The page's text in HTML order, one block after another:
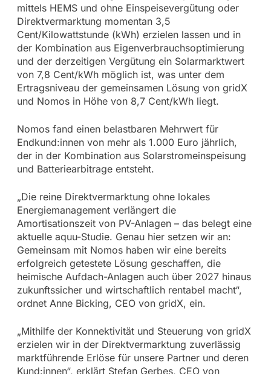
mittels HEMS und ohne Einspeisevergütung oder
Direktvermarktung momentan 3,5
Cent/Kilowattstunde (kWh) erzielen lassen und in
der Kombination aus Eigenverbrauchsoptimierung
und der derzeitigen Vergütung ein Solarmarktwert
von 7,8 Cent/kWh möglich ist, was unter dem
Ertragsniveau der gemeinsamen Lösung von gridX
und Nomos in Höhe von 8,7 Cent/kWh liegt.
Nomos fand einen belastbaren Mehrwert für
Endkund:innen von mehr als 1.000 Euro jährlich,
der in der Kombination aus Solarstromeinspeisung
und Batteriearbitrage entsteht.
„Die reine Direktvermarktung ohne lokales
Energiemanagement verlängert die
Amortisationszeit von PV-Anlagen – das belegt eine
aktuelle aquu-Studie. Genau hier setzen wir an:
Gemeinsam mit Nomos haben wir eine bereits
erfolgreich getestete Lösung geschaffen, die
heimische Aufdach-Anlagen auch über 2027 hinaus
zukunftssicher und wirtschaftlich rentabel macht“,
ordnet Anne Bicking, CEO von gridX, ein.
„Mithilfe der Konnektivität und Steuerung von gridX
erzielen wir in der Direktvermarktung zuverlässig
marktführende Erlöse für unsere Partner und deren
Kund:innen“, erklärt Stefan Gerbes, CEO von